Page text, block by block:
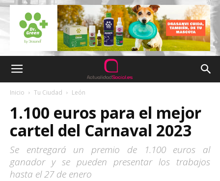
Inicio Tu Ciudad León
1.100 euros para el mejor
cartel del Carnaval 2023
Se entregará un premio de 1.100 euros al
ganador y se pueden presentar los trabajos
hasta el 27 de enero